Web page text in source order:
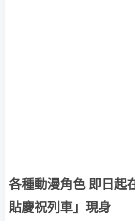
各種動漫角色 即日起
貼慶祝列車」現身